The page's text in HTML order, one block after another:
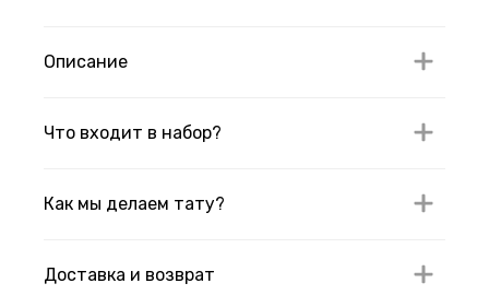
Описание
Что входит в набор?
Как мы делаем тату?
Доставка и возврат